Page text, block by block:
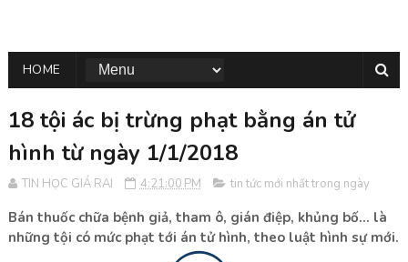
HOME
18 tội ác bị trừng phạt bằng án tử
hình từ ngày 1/1/2018
TIN HỌC GIÁ RAI 4:21:00 PM tin tức mới nhất trong ngày
Bán thuốc chữa bệnh giả, tham ô, gián điệp, khủng bố... là
những tội có mức phạt tới án tử hình, theo luật hình sự mới.